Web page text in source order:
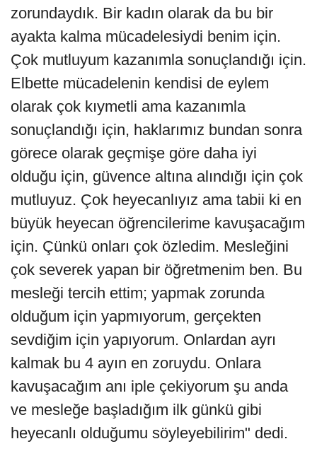
zorundaydık. Bir kadın olarak da bu bir
ayakta kalma mücadelesiydi benim için.
Çok mutluyum kazanımla sonuçlandığı için.
Elbette mücadelenin kendisi de eylem
olarak çok kıymetli ama kazanımla
sonuçlandığı için, haklarımız bundan sonra
görece olarak geçmişe göre daha iyi
olduğu için, güvence altına alındığı için çok
mutluyuz. Çok heyecanlıyız ama tabii ki en
büyük heyecan öğrencilerime kavuşacağım
için. Çünkü onları çok özledim. Mesleğini
çok severek yapan bir öğretmenim ben. Bu
mesleği tercih ettim; yapmak zorunda
olduğum için yapmıyorum, gerçekten
sevdiğim için yapıyorum. Onlardan ayrı
kalmak bu 4 ayın en zoruydu. Onlara
kavuşacağım anı iple çekiyorum şu anda
ve mesleğe başladığım ilk günkü gibi
heyecanlı olduğumu söyleyebilirim" dedi.